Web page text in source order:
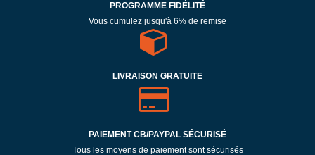
PROGRAMME FIDÉLITÉ
Vous cumulez jusqu'à 6% de remise
LIVRAISON GRATUITE
PAIEMENT CB/PAYPAL SÉCURISÉ
Tous les moyens de paiement sont sécurisés